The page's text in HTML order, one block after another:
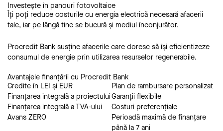
Investește în panouri fotovoltaice
Îți poți reduce costurile cu energia electrică necesară afacerii
tale, iar pe lângă tine se bucură și mediul înconjurător.
Procredit Bank susține afacerile care doresc să își eficientizeze
consumul de energie prin utilizarea resurselor regenerabile.
Avantajele finanțării cu Procredit Bank
Credite în LEI și EUR
Finanțarea integrală a proiectului
Finanțarea integrală a TVA-ului
Avans ZERO
Plan de rambursare personalizat
Garanții flexibile
Costuri preferențiale
Perioadă maximă de finanțare
până la 7 ani